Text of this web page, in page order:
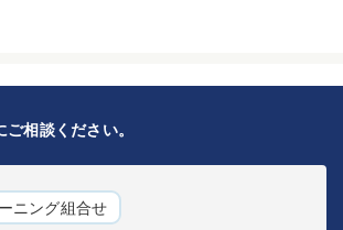
相談ください。
ニング組合せ